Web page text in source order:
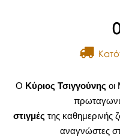
Ο Κύριος Τσιγγούνης οι
στιγμές της καθημερινής
αναγνώστες